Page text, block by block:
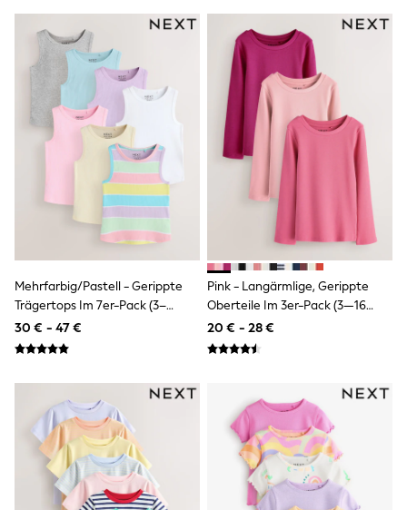
All Clothing
T-Shirts
Dresses
Shorts & Skirts
Coats & Jackets
Sweatshirts & Hoodies
Knitwear
Trousers & Leggings
Sets & Outfits
Tops
Nightwear & Pyjamas
Jumpsuits & Playsuits
Jeans
Shirts & Blouses
Swimwear
Dungarees
Multipacks
All Holiday Shop
Tops
Skirts
Sandals & Sliders
Rash Vests
Sun Safe Swimwear
Sun Hats & Caps
Denim Jackets
Raincoats
Mehrfarbig/Pastell - Gerippte
Trägertops Im 7er-Pack (3–
16Jahre)
30 € - 47 €
Pink - Langärmlige, Gerippte
Oberteile Im 3er-Pack (3—16
Jahre)
20 € - 28 €